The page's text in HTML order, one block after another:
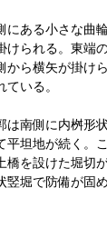
にある小さな曲
けられる。東端
から横矢が掛け
ている。
は南側に内桝形
平坦地が続く。
橋を設けた堀切
竪堀で防備が固